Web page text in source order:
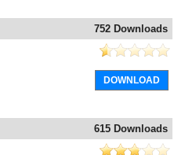
752 Downloads
DOWNLOAD
615 Downloads